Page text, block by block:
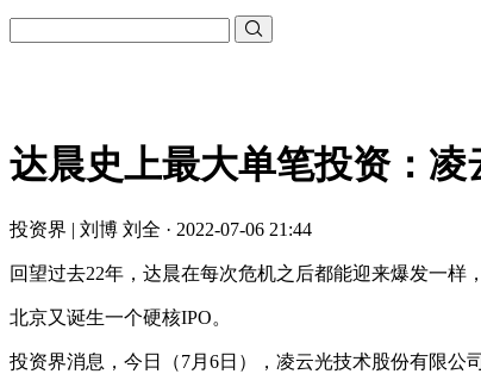
达晨史上最大单笔投资：凌
投资界 | 刘博 刘全 · 2022-07-06 21:44
回望过去22年，达晨在每次危机之后都能迎来爆发一样
北京又诞生一个硬核IPO。
投资界消息，今日（7月6日），凌云光技术股份有限公